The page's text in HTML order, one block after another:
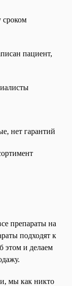
сроком
пациент,
нет гарантий
препараты на
подходят к
этом и делаем
мы как никто